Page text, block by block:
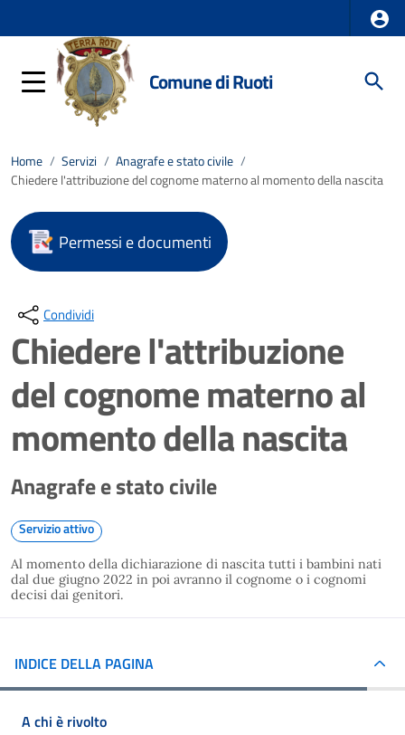
Comune di Ruoti
Home / Servizi / Anagrafe e stato civile /
Chiedere l'attribuzione del cognome materno al momento della nascita
Permessi e documenti
Condividi
Chiedere l'attribuzione
del cognome materno al
momento della nascita
Anagrafe e stato civile
Servizio attivo
Al momento della dichiarazione di nascita tutti i bambini nati
dal due giugno 2022 in poi avranno il cognome o i cognomi
decisi dai genitori.
INDICE DELLA PAGINA
A chi è rivolto